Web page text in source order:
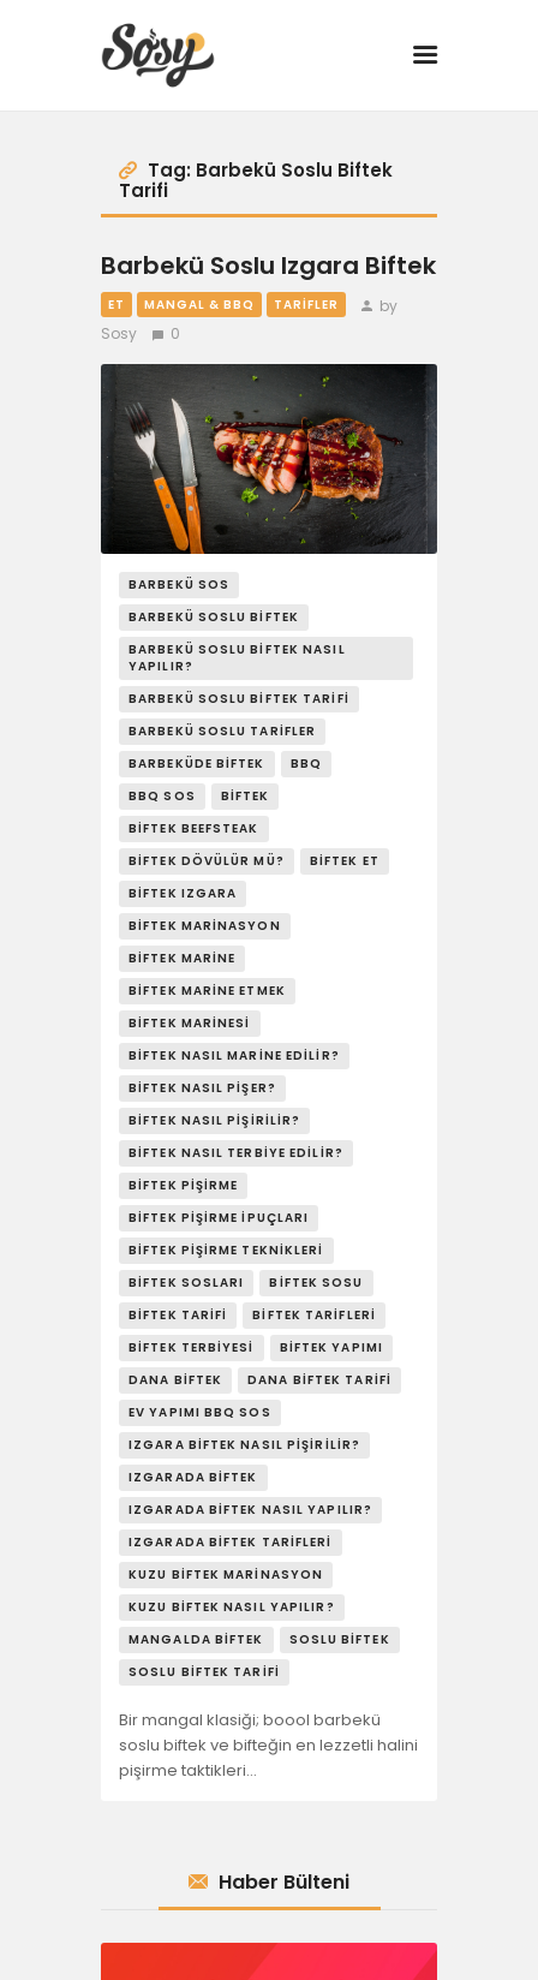
TARİFLER
MANGAL
YANCI
DRINK
BBQ 101
YAŞAM
SOSY’LE!
Tag: Barbekü Soslu Biftek
Tarifi
Barbekü Soslu Izgara Biftek
ET MANGAL & BBQ TARIFLER
by
Sosy
0
BARBEKÜ SOS
BARBEKÜ SOSLU BIFTEK
BARBEKÜ SOSLU BIFTEK NASIL
YAPILIR?
BARBEKÜ SOSLU BIFTEK TARIFI
BARBEKÜ SOSLU TARIFLER
BARBEKÜDE BIFTEK
BBQ
BBQ SOS
BIFTEK
BIFTEK BEEFSTEAK
BIFTEK DÖVÜLÜR MÜ?
BIFTEK ET
BIFTEK IZGARA
BIFTEK MARINASYON
BIFTEK MARINE
BIFTEK MARINE ETMEK
BIFTEK MARINESI
BIFTEK NASIL MARINE EDILIR?
BIFTEK NASIL PIŞER?
BIFTEK NASIL PIŞIRILIR?
BIFTEK NASIL TERBIYE EDILIR?
BIFTEK PIŞIRME
BIFTEK PIŞIRME İPUÇLARI
BIFTEK PIŞIRME TEKNIKLERI
BIFTEK SOSLARI
BIFTEK SOSU
BIFTEK TARIFI
BIFTEK TARIFLERI
BIFTEK TERBIYESI
BIFTEK YAPIMI
DANA BIFTEK
DANA BIFTEK TARIFI
EV YAPIMI BBQ SOS
IZGARA BIFTEK NASIL PIŞIRILIR?
IZGARADA BIFTEK
IZGARADA BIFTEK NASIL YAPILIR?
IZGARADA BIFTEK TARIFLERI
KUZU BIFTEK MARINASYON
KUZU BIFTEK NASIL YAPILIR?
MANGALDA BIFTEK
SOSLU BIFTEK
SOSLU BIFTEK TARIFI
Bir mangal klasiği; boool barbekü
soslu biftek ve bifteğin en lezzetli halini
pişirme taktikleri…
Haber Bülteni